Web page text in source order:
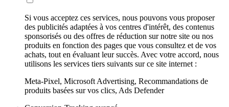
Si vous acceptez ces services, nous pouvons vous proposer
des publicités adaptées à vos centres d'intérêt, des contenus
sponsorisés ou des offres de réduction sur notre site ou nos
produits en fonction des pages que vous consultez et de vos
achats, tout en évaluant leur succès. Avec votre accord, nous
utilisons les services tiers suivants sur ce site internet :
Meta-Pixel, Microsoft Advertising, Recommandations de
produits basées sur vos clics, Ads Defender